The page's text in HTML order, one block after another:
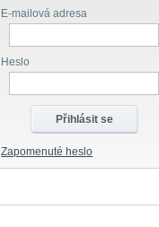
E-mailová adresa
Heslo
Zapomenuté heslo